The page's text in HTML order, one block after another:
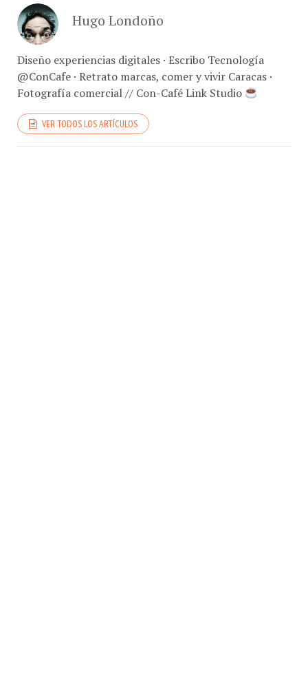
Diseño experiencias digitales · Escribo Tecnología
@ConCafe · Retrato marcas, comer y vivir Caracas ·
Fotografía comercial // Con-Café Link Studio